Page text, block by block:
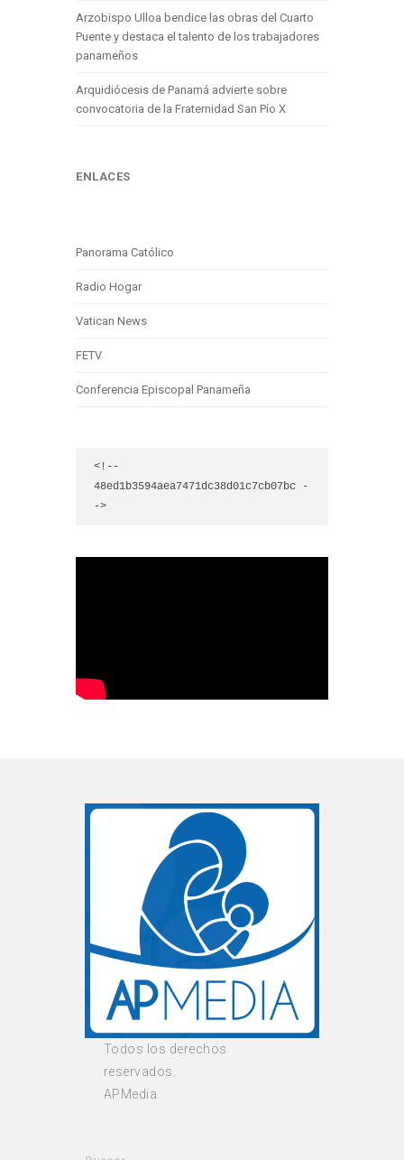
Arzobispo Ulloa bendice las obras del Cuarto
Puente y destaca el talento de los trabajadores
panameños
Arquidiócesis de Panamá advierte sobre
convocatoria de la Fraternidad San Pío X
ENLACES
Panorama Católico
Radio Hogar
Vatican News
FETV
Conferencia Episcopal Panameña
<!--
48ed1b3594aea7471dc38d01c7cb07bc -
->
Todos los derechos
reservados.
APMedia.